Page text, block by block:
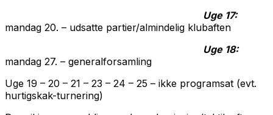
Uge 17:
mandag 20. – udsatte partier/almindelig klubaften
Uge 18:
mandag 27. – generalforsamling
Uge 19 – 20 – 21 – 23 – 24 – 25 – ikke programsat (evt.
hurtigskak-turnering)